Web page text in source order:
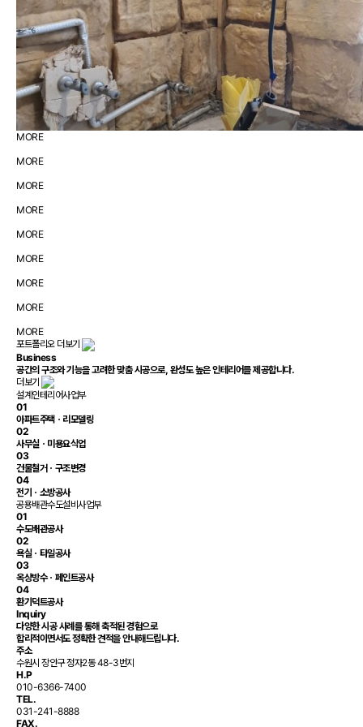
MORE
MORE
MORE
MORE
MORE
MORE
MORE
MORE
MORE
포트폴리오 더보기
Business
공간의 구조와 기능을 고려한 맞춤 시공으로, 완성도 높은 인테리어를 제공합니다.
더보기
설계인테리어사업부
01
아파트주택ㆍ리모델링
02
사무실ㆍ미용요식업
03
건물철거ㆍ구조변경
04
전기ㆍ소방공사
공용배관수도설비사업부
01
수도배관공사
02
욕실ㆍ타일공사
03
옥상방수ㆍ페인트공사
04
환기덕트공사
Inquiry
다양한 시공 사례를 통해 축적된 경험으로
합리적이면서도 정확한 견적을 안내해드립니다.
주소
수원시 장안구 정자2동 48-3번지
H.P
010-6366-7400
TEL.
031-241-8888
FAX.